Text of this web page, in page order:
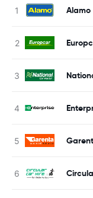
Alamo